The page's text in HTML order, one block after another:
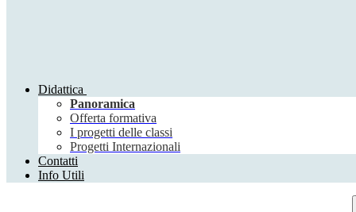
Didattica
Panoramica
Offerta formativa
I progetti delle classi
Progetti Internazionali
Contatti
Info Utili